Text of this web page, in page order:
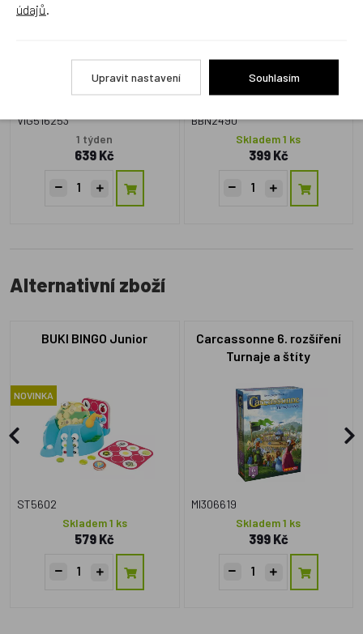
VIG516253
1 týden
639 Kč
BBN2490
Skladem 1 ks
399 Kč
Alternativní zboží
BUKI BINGO Junior
NOVINKA
ST5602
Skladem 1 ks
579 Kč
Carcassonne 6. rozšíření
Turnaje a štíty
MI306619
Skladem 1 ks
399 Kč
údajů
Upravit nastavení Souhlasím